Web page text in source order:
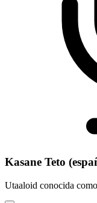
Kasane Teto
Utaaloid conocida